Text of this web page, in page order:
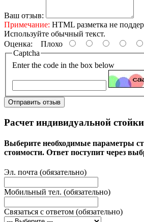
Ваш отзыв:
Примечание: HTML разметка не
Используйте обычный текст.
Оценка: Плохо
Captcha
Enter the code in the box below
Отправить отзыв
Расчет индивидуальной стойки
Выберите необходимые параметры
стоимости. Ответ поступит через
Эл. почта (обязательно)
Мобильный тел. (обязательно)
Связаться с ответом (обязательно)